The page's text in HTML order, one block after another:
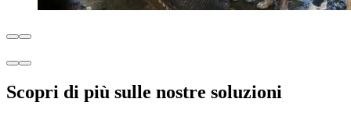
Scopri di più sulle nostre soluzioni